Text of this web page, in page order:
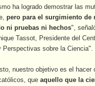
ha logrado demostrar las
pero para el surgimiento de
ni pruebas ni hechos",
Tassot, Presidente del
Perspectivas sobre la Ciencia".
nuestro objetivo es el hacer
queaquello que la